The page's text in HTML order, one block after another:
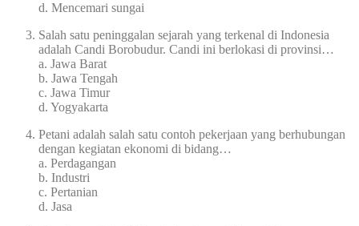
d. Mencemari sungai
Salah satu peninggalan sejarah yang terkenal di Indonesia
adalah Candi Borobudur. Candi ini berlokasi di provinsi…
a. Jawa Barat
b. Jawa Tengah
c. Jawa Timur
d. Yogyakarta
Petani adalah salah satu contoh pekerjaan yang berhubungan
dengan kegiatan ekonomi di bidang…
a. Perdagangan
b. Industri
c. Pertanian
d. Jasa